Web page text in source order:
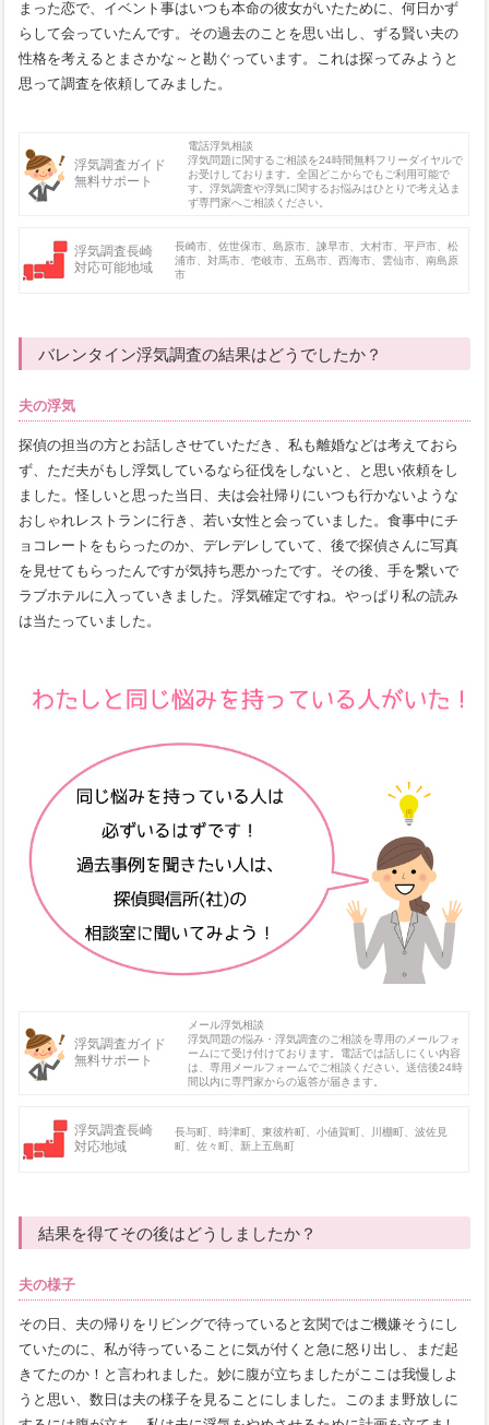
まった恋で、イベント事はいつも本命の彼女がいたために、何日かず
らして会っていたんです。その過去のことを思い出し、ずる賢い夫の
性格を考えるとまさかな～と勘ぐっています。これは探ってみようと
思って調査を依頼してみました。
浮気調査ガイド
無料サポート
電話浮気相談
浮気問題に関するご相談を24時間無料フリーダイヤルで
お受けしております。全国どこからでもご利用可能で
す。浮気調査や浮気に関するお悩みはひとりで考え込ま
ず専門家へご相談ください。
浮気調査長崎
対応可能地域
長崎市、佐世保市、島原市、諫早市、大村市、平戸市、松
浦市、対馬市、壱岐市、五島市、西海市、雲仙市、南島原
市
バレンタイン浮気調査の結果はどうでしたか？
夫の浮気
探偵の担当の方とお話しさせていただき、私も離婚などは考えておら
ず、ただ夫がもし浮気しているなら征伐をしないと、と思い依頼をし
ました。怪しいと思った当日、夫は会社帰りにいつも行かないような
おしゃれレストランに行き、若い女性と会っていました。食事中にチ
ョコレートをもらったのか、デレデレしていて、後で探偵さんに写真
を見せてもらったんですが気持ち悪かったです。その後、手を繋いで
ラブホテルに入っていきました。浮気確定ですね。やっぱり私の読み
は当たっていました。
浮気調査ガイド
無料サポート
メール浮気相談
浮気問題の悩み・浮気調査のご相談を専用のメールフォ
ームにて受け付けております。電話では話しにくい内容
は、専用メールフォームでご相談ください。送信後24時
間以内に専門家からの返答が届きます。
浮気調査長崎
対応地域
長与町、時津町、東彼杵町、小値賀町、川棚町、波佐見
町、佐々町、新上五島町
結果を得てその後はどうしましたか？
夫の様子
その日、夫の帰りをリビングで待っていると玄関ではご機嫌そうにし
ていたのに、私が待っていることに気が付くと急に怒り出し、まだ起
きてたのか！と言われました。妙に腹が立ちましたがここは我慢しよ
うと思い、数日は夫の様子を見ることにしました。このまま野放しに